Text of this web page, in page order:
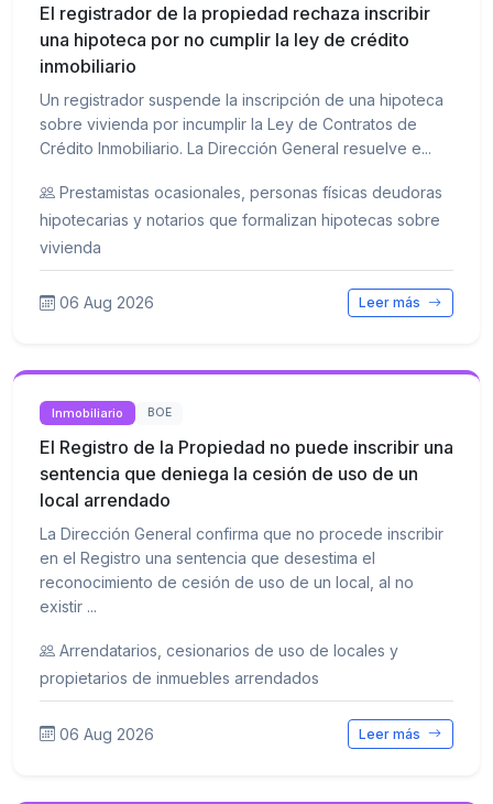
El registrador de la propiedad rechaza inscribir
una hipoteca por no cumplir la ley de crédito
inmobiliario
Un registrador suspende la inscripción de una hipoteca
sobre vivienda por incumplir la Ley de Contratos de
Crédito Inmobiliario. La Dirección General resuelve e...
Prestamistas ocasionales, personas físicas deudoras
hipotecarias y notarios que formalizan hipotecas sobre
vivienda
06 Aug 2026 Leer más
Inmobiliario BOE
El Registro de la Propiedad no puede inscribir una
sentencia que deniega la cesión de uso de un
local arrendado
La Dirección General confirma que no procede inscribir
en el Registro una sentencia que desestima el
reconocimiento de cesión de uso de un local, al no
existir ...
Arrendatarios, cesionarios de uso de locales y
propietarios de inmuebles arrendados
06 Aug 2026 Leer más